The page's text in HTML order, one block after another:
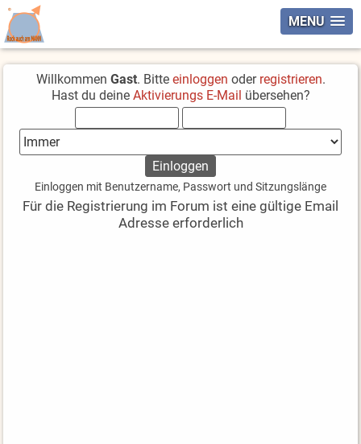
MENU
Willkommen Gast. Bitte einloggen oder registrieren.
Hast du deine Aktivierungs E-Mail übersehen?
Einloggen mit Benutzername, Passwort und Sitzungslänge
Für die Registrierung im Forum ist eine gültige Email
Adresse erforderlich